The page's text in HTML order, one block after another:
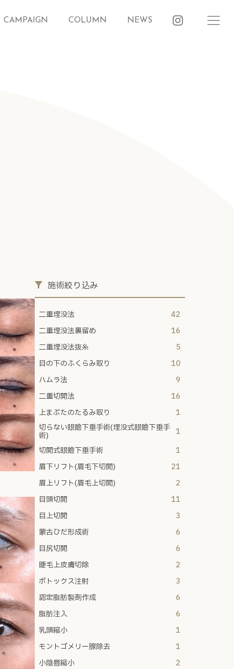
CAMPAIGN COLUMN NEWS
施術絞り込み
二重埋没法
42
二重埋没法裏留め
16
二重埋没法抜糸
5
目の下のふくらみ取り
10
ハムラ法
9
二重切開法
16
上まぶたのたるみ取り
1
切らない眼瞼下垂手術(埋没式眼瞼下垂手
術)
1
切開式眼瞼下垂手術
1
眉下リフト(眉毛下切開)
21
眉上リフト(眉毛上切開)
2
目頭切開
11
目上切開
3
蒙古ひだ形成術
6
目尻切開
6
睫毛上皮膚切除
2
ボトックス注射
3
認定脂肪製剤作成
6
脂肪注入
6
乳頭縮小
1
モントゴメリー腺除去
1
小陰唇縮小
2